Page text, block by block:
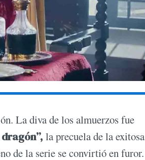
La diva de los almuerzos fue
la precuela de la exitosa
de la serie se convirtió en furor.